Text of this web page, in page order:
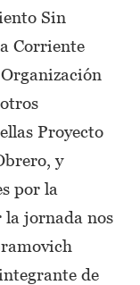
Sin
Corriente
Proyecto
y
por la
jornada nos
de